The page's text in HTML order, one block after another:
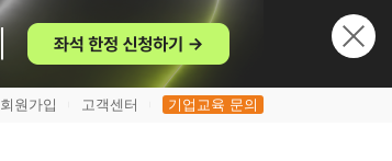
회원가입 고객센터 기업교육 문의